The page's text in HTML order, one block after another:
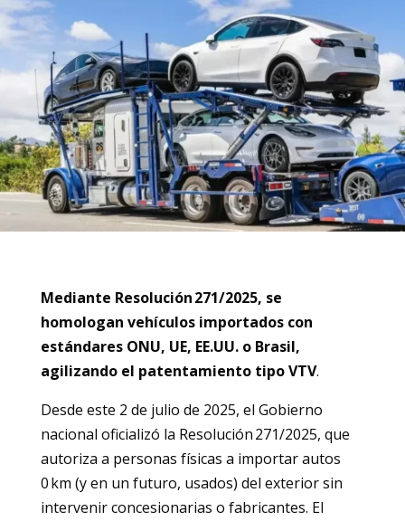
Mediante Resolución 271/2025, se
homologan vehículos importados con
estándares ONU, UE, EE.UU. o Brasil,
agilizando el patentamiento tipo VTV.
Desde este 2 de julio de 2025, el Gobierno
nacional oficializó la Resolución 271/2025, que
autoriza a personas físicas a importar autos
0 km (y en un futuro, usados) del exterior sin
intervenir concesionarias o fabricantes. El